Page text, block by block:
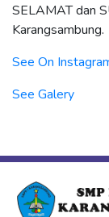
SELAMAT dan
Karangsambung.
See On
See Galery